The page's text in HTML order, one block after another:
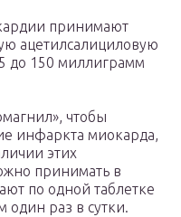
принимают
ацетилсалициловую
до 150 миллиграмм
чтобы
инфаркта миокарда,
этих
принимать в
по одной таблетке
один раз в сутки.